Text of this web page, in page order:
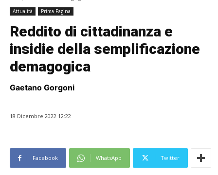
Attualità Prima Pagina
Reddito di cittadinanza e
insidie della semplificazione
demagogica
Gaetano Gorgoni
18 Dicembre 2022 12:22
Facebook WhatsApp Twitter